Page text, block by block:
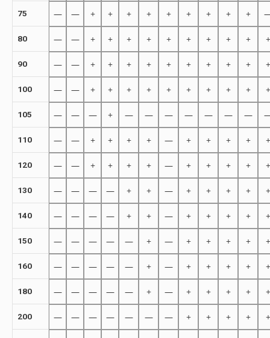
75 — — + + + + + + + + +
80 — — + + + + + + + + + +
90 — — + + + + + + + + + +
100 — — + + + + + + + + + +
105 — — — + — — — — — — —
110 — — + + + + — + + + + +
120 — — + + + + — + + + + +
130 — — — — + + — + + + + +
140 — — — — + + — + + + + +
150 — — — — — + — + + + + +
160 — — — — — + — + + + + +
180 — — — — — + — + + + + +
200 — — — — — — — + + + + +